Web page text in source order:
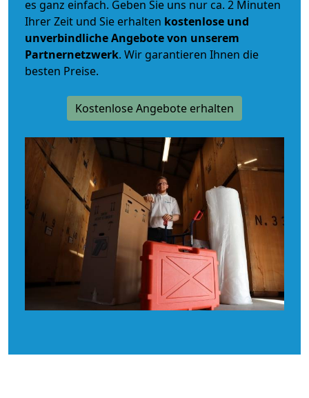
es ganz einfach. Geben Sie uns nur ca. 2 Minuten
Ihrer Zeit und Sie erhalten kostenlose und
unverbindlicheAngebote von unserem
Partnernetzwerk. Wir garantieren Ihnen die
besten Preise.
Kostenlose Angebote erhalten